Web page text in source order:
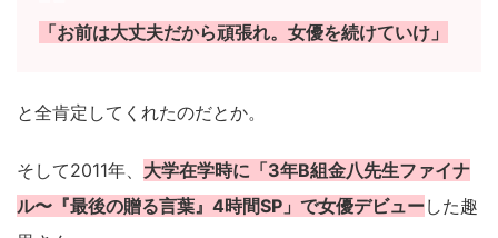
「お前は大丈夫だから頑張れ。女優を続けていけ」
と全肯定してくれたのだとか。
そして2011年、 大学在学時に「3年B組金八先生ファイナ
ル〜『最後の贈る言葉』4時間SP」で女優デビューした趣